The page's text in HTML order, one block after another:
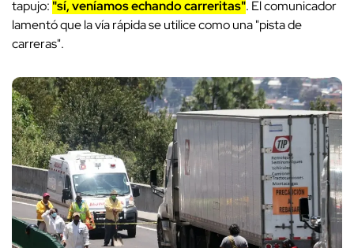
tapujo: "sí, veníamos echando carreritas". El comunicador
lamentó que la vía rápida se utilice como una "pista de
carreras".